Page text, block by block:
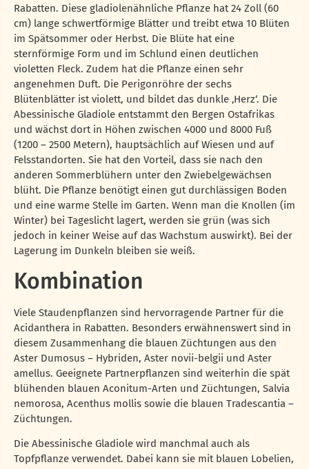
Rabatten. Diese gladiolenähnliche Pflanze hat 24 Zoll (60
cm) lange schwertförmige Blätter und treibt etwa 10 Blüten
im Spätsommer oder Herbst. Die Blüte hat eine
sternförmige Form und im Schlund einen deutlichen
violetten Fleck. Zudem hat die Pflanze einen sehr
angenehmen Duft. Die Perigonröhre der sechs
Blütenblätter ist violett, und bildet das dunkle ‚Herz‘. Die
Abessinische Gladiole entstammt den Bergen Ostafrikas
und wächst dort in Höhen zwischen 4000 und 8000 Fuß
(1200 – 2500 Metern), hauptsächlich auf Wiesen und auf
Felsstandorten. Sie hat den Vorteil, dass sie nach den
anderen Sommerblühern unter den Zwiebelgewächsen
blüht. Die Pflanze benötigt einen gut durchlässigen Boden
und eine warme Stelle im Garten. Wenn man die Knollen (im
Winter) bei Tageslicht lagert, werden sie grün (was sich
jedoch in keiner Weise auf das Wachstum auswirkt). Bei der
Lagerung im Dunkeln bleiben sie weiß.
Kombination
Viele Staudenpflanzen sind hervorragende Partner für die
Acidanthera in Rabatten. Besonders erwähnenswert sind in
diesem Zusammenhang die blauen Züchtungen aus den
Aster Dumosus – Hybriden, Aster novii-belgii und Aster
amellus. Geeignete Partnerpflanzen sind weiterhin die spät
blühenden blauen Aconitum-Arten und Züchtungen, Salvia
nemorosa, Acenthus mollis sowie die blauen Tradescantia –
Züchtungen.
Die Abessinische Gladiole wird manchmal auch als
Topfpflanze verwendet. Dabei kann sie mit blauen Lobelien,